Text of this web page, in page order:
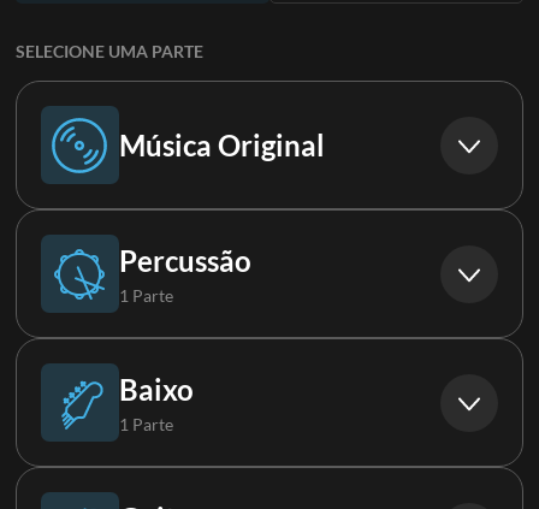
SELECIONE UMA PARTE
Música Original
Música Original
Percussão
1 Parte
Bateria
Baixo
1 Parte
Baixo